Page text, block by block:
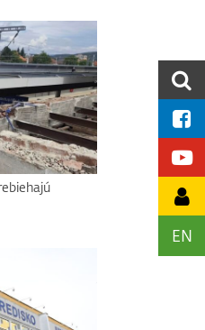
EN